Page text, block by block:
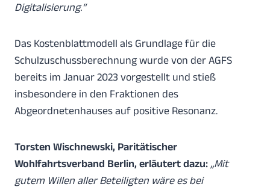
Digitalisierung.“
Das Kostenblattmodell als Grundlage für die
Schulzuschussberechnung wurde von der AGFS
bereits im Januar 2023 vorgestellt und stieß
insbesondere in den Fraktionen des
Abgeordnetenhauses auf positive Resonanz.
Torsten Wischnewski, Paritätischer
Wohlfahrtsverband Berlin, erläutert dazu: „Mit
gutem Willen aller Beteiligten wäre es bei